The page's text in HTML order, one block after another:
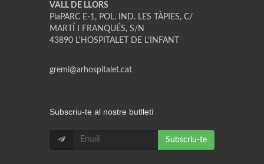
VALL DE LLORS
PlaPARC E-1, POL. IND. LES TÀPIES, C/
MARTÍ I FRANQUÉS, S/N
43890 L'HOSPITALET DE L'INFANT
gremi@arhospitalet.cat
Subscriu-te al nostre butlletí
Subscriu-te